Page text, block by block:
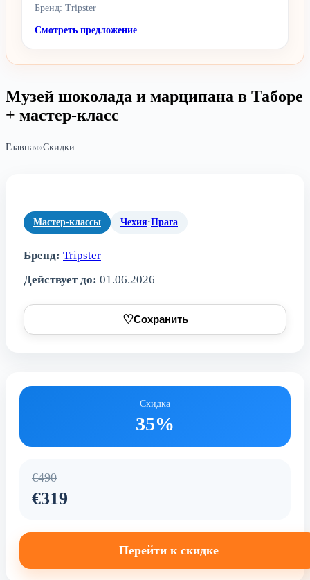
Бренд: Tripster
Смотреть предложение
Музей шоколада и марципана в Таборе
+ мастер-класс
Главная»Скидки
Мастер-классы Чехия·Прага
Бренд: Tripster
Действует до: 01.06.2026
♡Сохранить
Скидка
35%
€490
€319
Перейти к скидке